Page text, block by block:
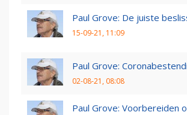
Paul Grove: De juiste
15-09-21, 11:09
Paul Grove:
02-08-21, 08:08
Paul Grove: Voorbereiden